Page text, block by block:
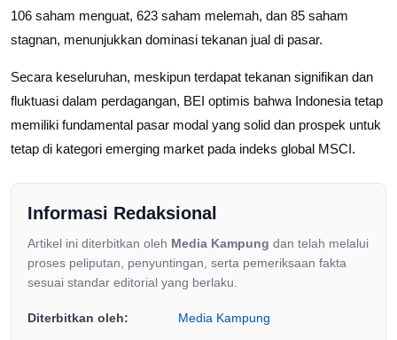
106 saham menguat, 623 saham melemah, dan 85 saham
stagnan, menunjukkan dominasi tekanan jual di pasar.
Secara keseluruhan, meskipun terdapat tekanan signifikan dan
fluktuasi dalam perdagangan, BEI optimis bahwa Indonesia tetap
memiliki fundamental pasar modal yang solid dan prospek untuk
tetap di kategori emerging market pada indeks global MSCI.
Informasi Redaksional
Artikel ini diterbitkan oleh Media Kampung dan telah melalui
proses peliputan, penyuntingan, serta pemeriksaan fakta
sesuai standar editorial yang berlaku.
Diterbitkan oleh: Media Kampung